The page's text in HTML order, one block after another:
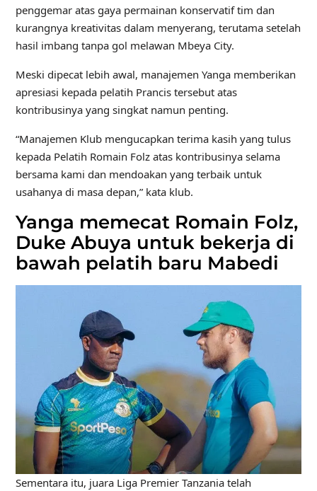
penggemar atas gaya permainan konservatif tim dan
kurangnya kreativitas dalam menyerang, terutama setelah
hasil imbang tanpa gol melawan Mbeya City.
Meski dipecat lebih awal, manajemen Yanga memberikan
apresiasi kepada pelatih Prancis tersebut atas
kontribusinya yang singkat namun penting.
“Manajemen Klub mengucapkan terima kasih yang tulus
kepada Pelatih Romain Folz atas kontribusinya selama
bersama kami dan mendoakan yang terbaik untuk
usahanya di masa depan,” kata klub.
Yanga memecat Romain Folz,
Duke Abuya untuk bekerja di
bawah pelatih baru Mabedi
Sementara itu, juara Liga Premier Tanzania telah